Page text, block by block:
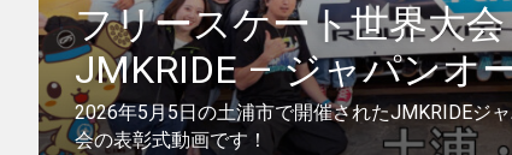
フリースケート世界大
JMKRIDE – ジャパンオ
2026年5月5日の土浦市で開催されたJMKRIDEジ
会の表彰式動画です！